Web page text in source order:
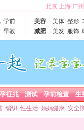
北京 上海 广州
学前
早教
美容 美体 整形
减肥
美发 服饰
征兆 测试 孕前检查 生
编织 性生活 妈妈健康 安全